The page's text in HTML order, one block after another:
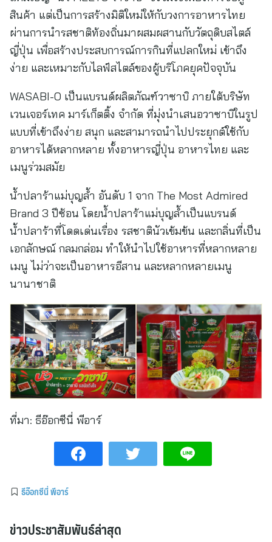
สินค้า แต่เป็นการสร้างมิติใหม่ให้กับวงการอาหารไทย
ผ่านการนำรสชาติท้องถิ่นมาผสมผสานกับวัตถุดิบสไตล์
ญี่ปุ่น เพื่อสร้างประสบการณ์การกินที่แปลกใหม่ เข้าถึง
ง่าย และเหมาะกับไลฟ์สไตล์ของผู้บริโภคยุคปัจจุบัน
WASABI-O เป็นแบรนด์ผลิตภัณฑ์วาซาบิ ภายใต้บริษัท
เวนเจอร์เทค มาร์เก็ตติ้ง จำกัด ที่มุ่งนำเสนอวาซาบิในรูป
แบบที่เข้าถึงง่าย สนุก และสามารถนำไปประยุกต์ใช้กับ
อาหารได้หลากหลาย ทั้งอาหารญี่ปุ่น อาหารไทย และ
เมนูร่วมสมัย
น้ำปลาร้าแม่บุญล้ำ อันดับ 1 จาก The Most Admired
Brand 3 ปีซ้อน โดยน้ำปลาร้าแม่บุญล้ำเป็นแบรนด์
น้ำปลาร้าที่โดดเด่นเรื่อง รสชาตินัวเข้มข้น และกลิ่นที่เป็น
เอกลักษณ์ กลมกล่อม ทำให้นำไปใช้อาหารที่หลากหลาย
เมนู ไม่ว่าจะเป็นอาหารอีสาน และหลากหลายเมนู
นานาชาติ
ที่มา: ธีอ๊อกซีนี่ พีอาร์
ธีอ๊อกซีนี่ พีอาร์
ข่าวประชาสัมพันธ์ล่าสุด